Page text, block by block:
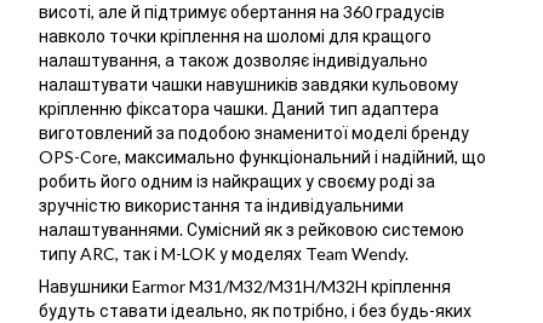
висоті, але й підтримує обертання на 360 градусів
навколо точки кріплення на шоломі для кращого
налаштування, а також дозволяє індивідуально
налаштувати чашки навушників завдяки кульовому
кріпленню фіксатора чашки. Даний тип адаптера
виготовлений за подобою знаменитої моделі бренду
OPS-Core, максимально функціональний і надійний, що
робить його одним із найкращих у своєму роді за
зручністю використання та індивідуальними
налаштуваннями. Сумісний як з рейковою системою
типу ARC, так і M-LOK у моделях Team Wendy.
Навушники Earmor M31/M32/M31H/M32H кріплення
будуть ставати ідеально, як потрібно, і без будь-яких